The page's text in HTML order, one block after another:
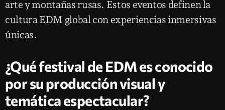
arte y montañas rusas. Estos eventos definen la
cultura EDM global con experiencias inmersivas
únicas.
¿Qué festival de EDM es conocido
por su producción visual y
temática espectacular?